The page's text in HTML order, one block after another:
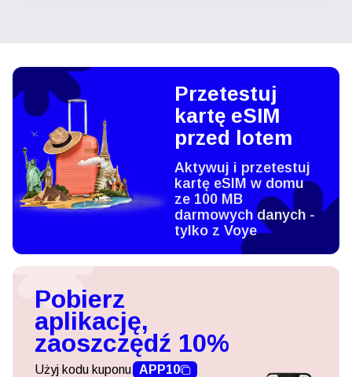
Przetestuj
kartę eSIM
przed lotem
Aktywuj i przetestuj
kartę eSIM w domu
ze 100 MB
darmowych danych -
tylko z Voye
Pobierz
aplikację,
zaoszczędź 10%
Użyj kodu kuponu APP10